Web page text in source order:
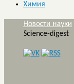
Химия
Новости науки
Science-digest